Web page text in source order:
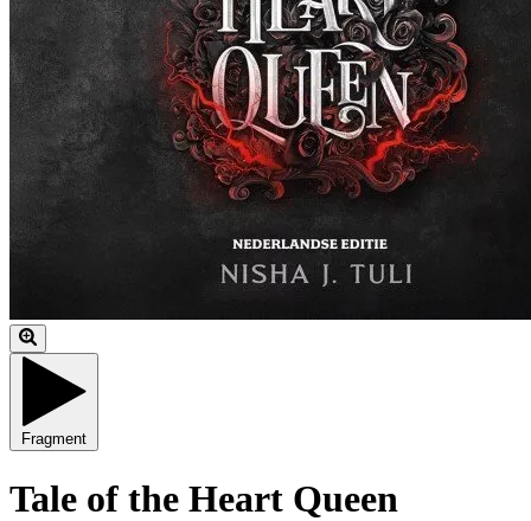
Fragment
Tale of the Heart Queen